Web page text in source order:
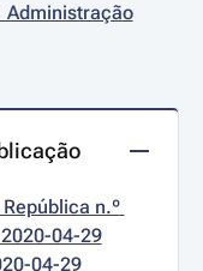
n.º
04-29
04-29